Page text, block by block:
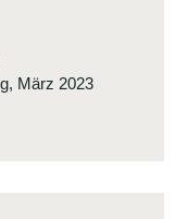
März 2023